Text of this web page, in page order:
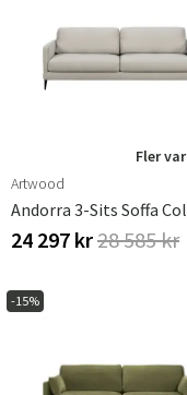
Fler
Artwood
24 297 kr28 585 kr
-15%